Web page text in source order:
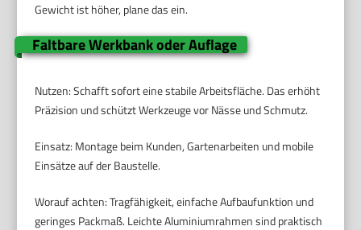
Gewicht ist höher, plane das ein.
Faltbare Werkbank oder Auflage
Nutzen: Schafft sofort eine stabile Arbeitsfläche. Das erhöht
Präzision und schützt Werkzeuge vor Nässe und Schmutz.
Einsatz: Montage beim Kunden, Gartenarbeiten und mobile
Einsätze auf der Baustelle.
Worauf achten: Tragfähigkeit, einfache Aufbaufunktion und
geringes Packmaß. Leichte Aluminiumrahmen sind praktisch